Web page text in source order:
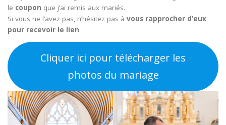
le coupon que j’ai remis aux mariés.
Si vous ne l’avez pas, n’hésitez pas à vous rapprocher d’eux
pour recevoir le lien.
Cliquer ici pour télécharger les
photos du mariage